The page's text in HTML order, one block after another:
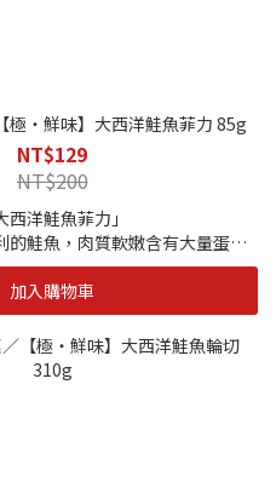
極・鮮味】大西洋鮭魚菲力 85g
NT$129
NT$200
西洋鮭魚菲力」
的鮭魚，肉質軟嫩含有大量蛋白
、鈣、鐵、維生素Ｂ群等營養
EPA 幫助血液順暢及活化腦部。
也因屬高緯度地區海水低溫，使
油脂，因此食用起來格外柔嫩細
再加上海自慢獨家鹽漬手法，保
質更佳紮實，亦能提引出⻝材的
加入購物車